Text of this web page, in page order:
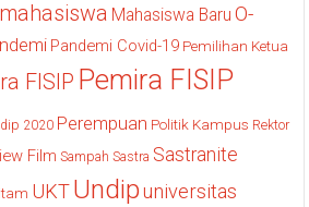
mahasiswa Mahasiswa Baru O-
Pandemi Covid-19 Pemilihan Ketua
FISIP Pemira FISIP
2020 Perempuan Politik Kampus Rektor
Film Sampah Sastra Sastranite
UKTUndipuniversitas